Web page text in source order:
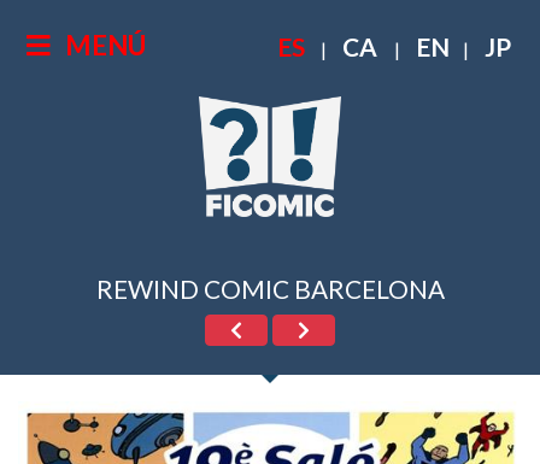
MENÚ ES | CA | EN | JP
REWIND COMIC BARCELONA